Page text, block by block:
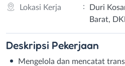
Lokasi Kerja
:
Duri
Barat,
Deskripsi Pekerjaan
Mengelola dan mencatat